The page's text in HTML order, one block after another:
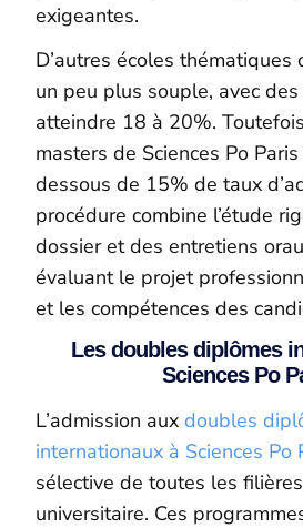
exigeantes.
D’autres écoles thématiques
un peu plus souple, avec
atteindre 18 à 20%.
masters de Sciences Po
dessous de 15% de taux
procédure combine l’étude
dossier et des entretiens
évaluant le projet
et les compétences des
Les doubles diplômes
Sciences Po
L’admission auxdoubles
internationaux à Sciences Po
sélective de toutes les
universitaire. Ces